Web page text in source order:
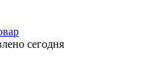
сегодня